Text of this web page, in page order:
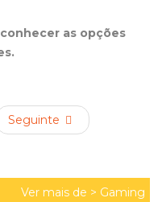
as opções
Seguinte
Ver mais de > Gaming